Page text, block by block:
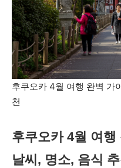
후쿠오카 4월 여행 완벽 가
천
후쿠오카 4월 여
날씨, 명소, 음식